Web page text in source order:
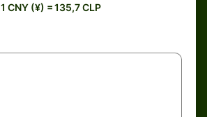
1 CNY (¥) = 135,7 CLP